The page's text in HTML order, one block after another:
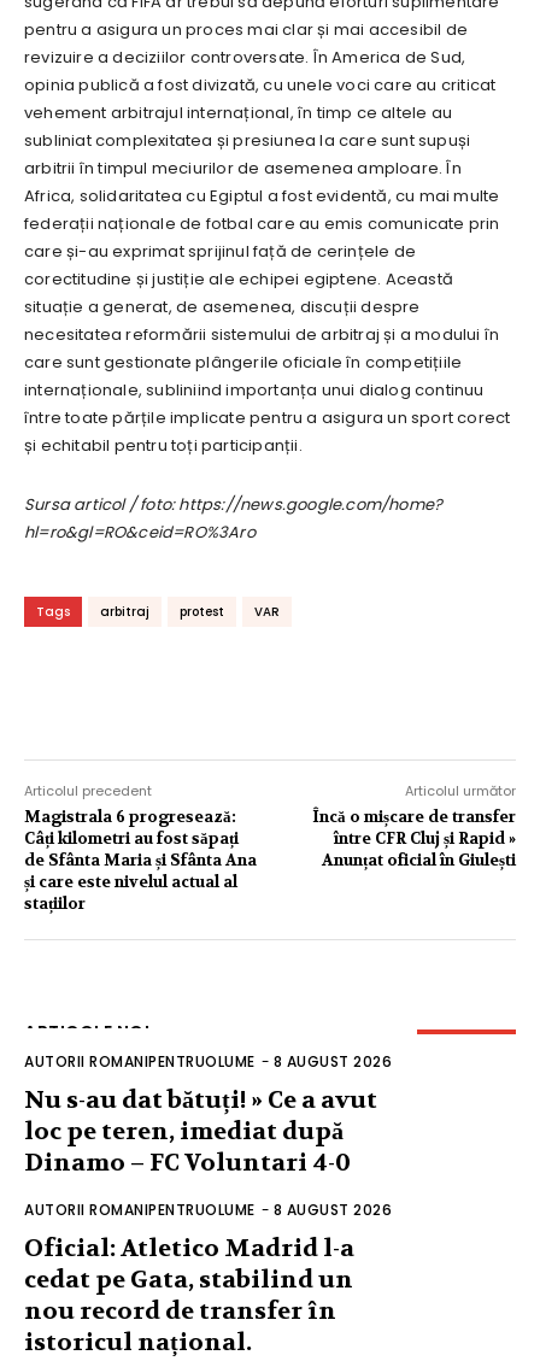
pentru a asigura un proces mai clar și mai accesibil de
revizuire a deciziilor controversate. În America de Sud,
opinia publică a fost divizată, cu unele voci care au criticat
vehement arbitrajul internațional, în timp ce altele au
subliniat complexitatea și presiunea la care sunt supuși
arbitrii în timpul meciurilor de asemenea amploare. În
Africa, solidaritatea cu Egiptul a fost evidentă, cu mai multe
federații naționale de fotbal care au emis comunicate prin
care și-au exprimat sprijinul față de cerințele de
corectitudine și justiție ale echipei egiptene. Această
situație a generat, de asemenea, discuții despre
necesitatea reformării sistemului de arbitraj și a modului în
care sunt gestionate plângerile oficiale în competițiile
internaționale, subliniind importanța unui dialog continuu
între toate părțile implicate pentru a asigura un sport corect
și echitabil pentru toți participanții.
Sursa articol / foto: https://news.google.com/home?
hl=ro&gl=RO&ceid=RO%3Aro
Tags arbitraj protest VAR
Articolul precedent
Magistrala 6 progresează:
Câți kilometri au fost săpați
de Sfânta Maria și Sfânta Ana
și care este nivelul actual al
stațiilor
Articolul următor
Încă o mișcare de transfer
între CFR Cluj și Rapid »
Anunțat oficial în Giulești
ARTICOLE NOI
AUTORII ROMANIPENTRUOLUME - 8 AUGUST 2026
Nu s-au dat bătuți! » Ce a avut
loc pe teren, imediat după
Dinamo – FC Voluntari 4-0
AUTORII ROMANIPENTRUOLUME - 8 AUGUST 2026
Oficial: Atletico Madrid l-a
cedat pe Gata, stabilind un
nou record de transfer în
istoricul național.